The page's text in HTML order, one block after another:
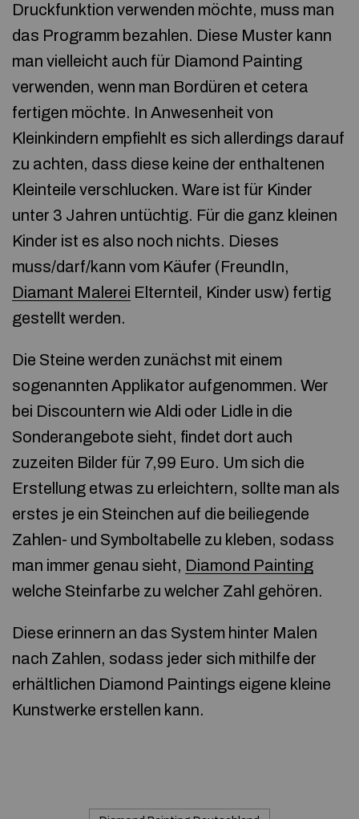
Druckfunktion verwenden möchte, muss man
das Programm bezahlen. Diese Muster kann
man vielleicht auch für Diamond Painting
verwenden, wenn man Bordüren et cetera
fertigen möchte. In Anwesenheit von
Kleinkindern empfiehlt es sich allerdings darauf
zu achten, dass diese keine der enthaltenen
Kleinteile verschlucken. Ware ist für Kinder
unter 3 Jahren untüchtig. Für die ganz kleinen
Kinder ist es also noch nichts. Dieses
muss/darf/kann vom Käufer (FreundIn,
Diamant Malerei Elternteil, Kinder usw) fertig
gestellt werden.
Die Steine werden zunächst mit einem
sogenannten Applikator aufgenommen. Wer
bei Discountern wie Aldi oder Lidle in die
Sonderangebote sieht, findet dort auch
zuzeiten Bilder für 7,99 Euro. Um sich die
Erstellung etwas zu erleichtern, sollte man als
erstes je ein Steinchen auf die beiliegende
Zahlen- und Symboltabelle zu kleben, sodass
man immer genau sieht, Diamond Painting
welche Steinfarbe zu welcher Zahl gehören.
Diese erinnern an das System hinter Malen
nach Zahlen, sodass jeder sich mithilfe der
erhältlichen Diamond Paintings eigene kleine
Kunstwerke erstellen kann.